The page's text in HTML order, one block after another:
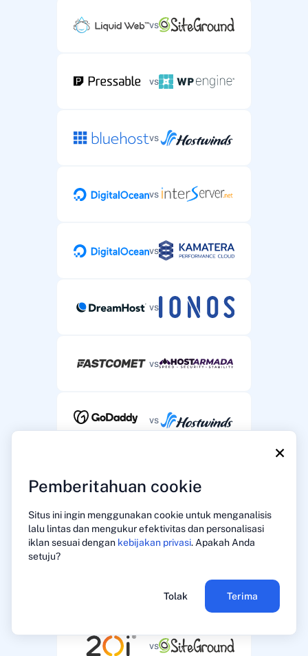
×
Pemberitahuan cookie
Situs ini ingin menggunakan cookie untuk menganalisis
lalu lintas dan mengukur efektivitas dan personalisasi
iklan sesuai dengan kebijakan privasi. Apakah Anda
setuju?
Tolak Terima
vs
vs
vs
vs
vs
vs
vs
vs
vs
vs